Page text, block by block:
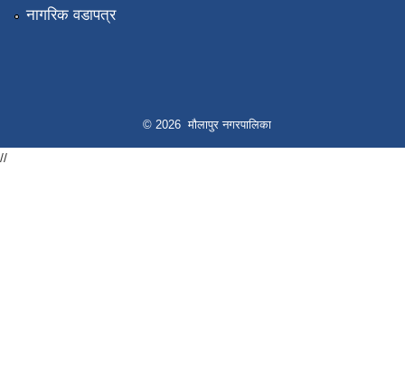
नागरिक वडापत्र
© 2026 मौलापुर नगरपालिका
//